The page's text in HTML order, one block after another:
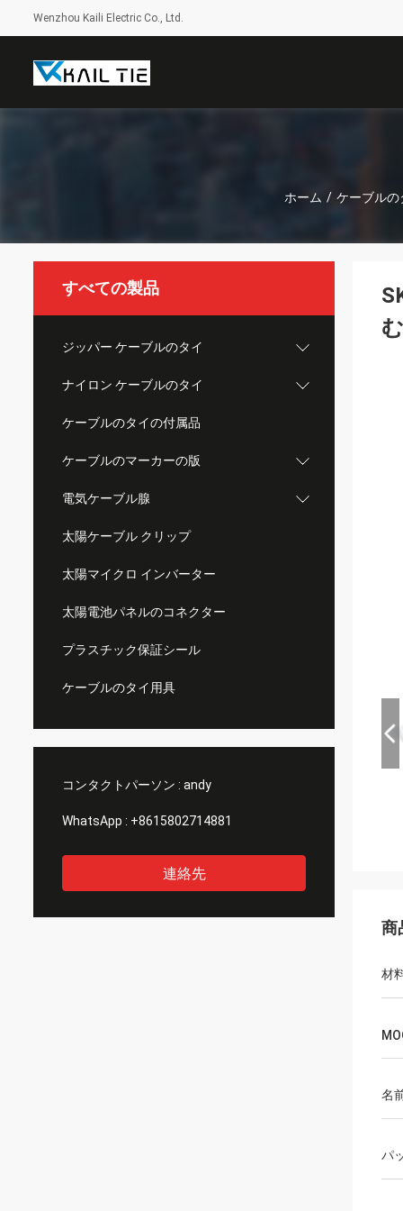
Wenzhou Kaili Electric Co., Ltd.
ホーム / ケーブルの
すべての製品
ジッパー ケーブルのタイ
ナイロン ケーブルのタイ
ケーブルのタイの付属品
ケーブルのマーカーの版
電気ケーブル腺
太陽ケーブル クリップ
太陽マイクロ インバーター
太陽電池パネルのコネクター
プラスチック保証シール
ケーブルのタイ用具
コンタクトパーソン : andy
WhatsApp : +8615802714881
連絡先
む
商
材
名
パ